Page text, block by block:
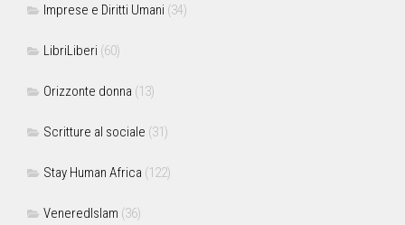
Imprese e Diritti Umani (34)
LibriLiberi (60)
Orizzonte donna (13)
Scritture al sociale (31)
Stay Human Africa (122)
VeneredIslam (36)